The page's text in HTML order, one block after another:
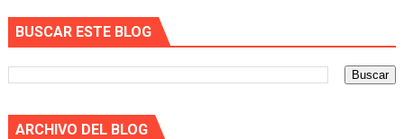
BUSCAR ESTE BLOG
ARCHIVO DEL BLOG